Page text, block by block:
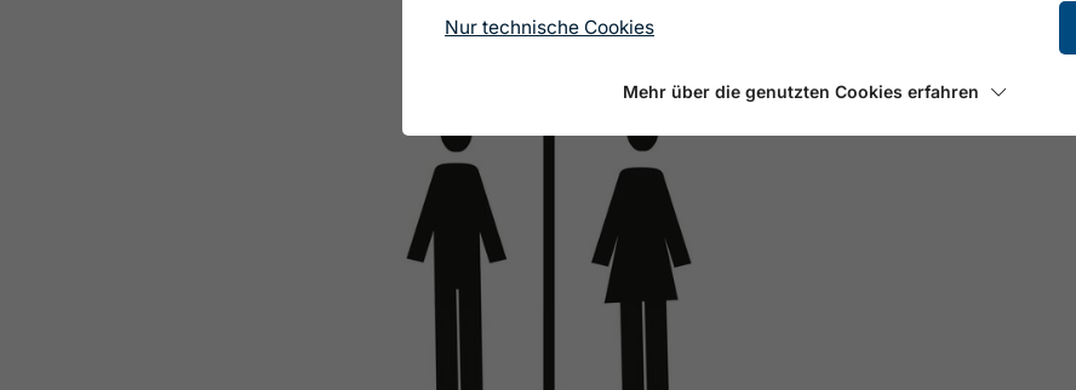
Nur technische Cookies
Mehr über die genutzten Cookies erfahren